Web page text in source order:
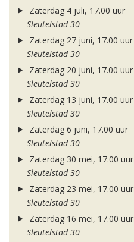
Zaterdag 4 juli, 17.00 uur
Sleutelstad 30
Zaterdag 27 juni, 17.00 uur
Sleutelstad 30
Zaterdag 20 juni, 17.00 uur
Sleutelstad 30
Zaterdag 13 juni, 17.00 uur
Sleutelstad 30
Zaterdag 6 juni, 17.00 uur
Sleutelstad 30
Zaterdag 30 mei, 17.00 uur
Sleutelstad 30
Zaterdag 23 mei, 17.00 uur
Sleutelstad 30
Zaterdag 16 mei, 17.00 uur
Sleutelstad 30